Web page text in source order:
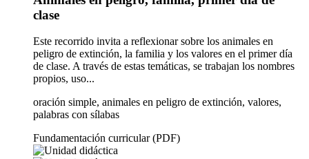
clase
Este recorrido invita a reflexionar sobre los animales en
peligro de extinción, la familia y los valores en el primer día
de clase. A través de estas temáticas, se trabajan los nombres
propios, uso...
oración simple, animales en peligro de extinción, valores,
palabras con sílabas
Fundamentación curricular (PDF)